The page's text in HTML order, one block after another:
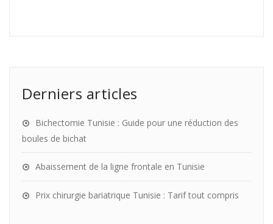
Derniers articles
Bichectomie Tunisie : Guide pour une réduction des
boules de bichat
Abaissement de la ligne frontale en Tunisie
Prix chirurgie bariatrique Tunisie : Tarif tout compris